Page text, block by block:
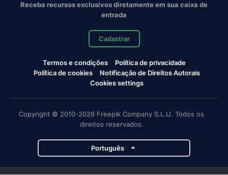
Receba recursos exclusivos diretamente em sua caixa de
entrada
Cadastrar
Termos e condições
Política de privacidade
Política de cookies
Notificação de Direitos Autorais
Cookies settings
Copyright © 2010-2026 Freepik Company S.L.U. Todos os
direitos reservados.
Português